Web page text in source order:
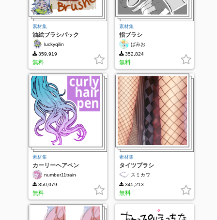
素材集
油絵ブラシパック
luckyqilin
359,919
無料
素材集
指ブラシ
ぱみお
352,824
無料
素材集
カーリーヘアペン
number11train
350,079
無料
素材集
タイツブラシ
スミカワ
345,213
無料